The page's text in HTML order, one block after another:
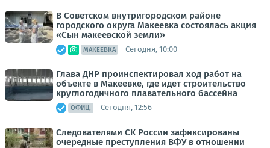
В Советском внутригородском районе
городского округа Макеевка состоялась акция
«Сын макеевской земли»
МАКЕЕВКА Сегодня, 10:00
Глава ДНР проинспектировал ход работ на
объекте в Макеевке, где идет строительство
круглогодичного плавательного бассейна
ОФИЦ. Сегодня, 12:56
Следователями СК России зафиксированы
очередные преступления ВФУ в отношении